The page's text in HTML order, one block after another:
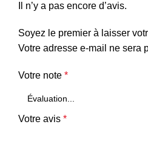
Il n’y a pas encore d’avis.
Soyez le premier à laisser
Votre adresse e-mail ne sera
Votre note *
Votre avis *